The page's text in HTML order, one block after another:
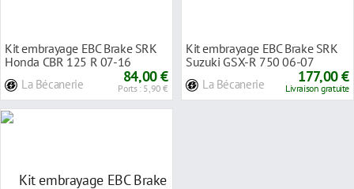
Kit embrayage EBC Brake SRK
Honda CBR 125 R 07-16
La Bécanerie 84,00 €
Ports : 5,90 €
Kit embrayage EBC Brake SRK
Suzuki GSX-R 750 06-07
La Bécanerie 177,00 €
Livraison gratuite